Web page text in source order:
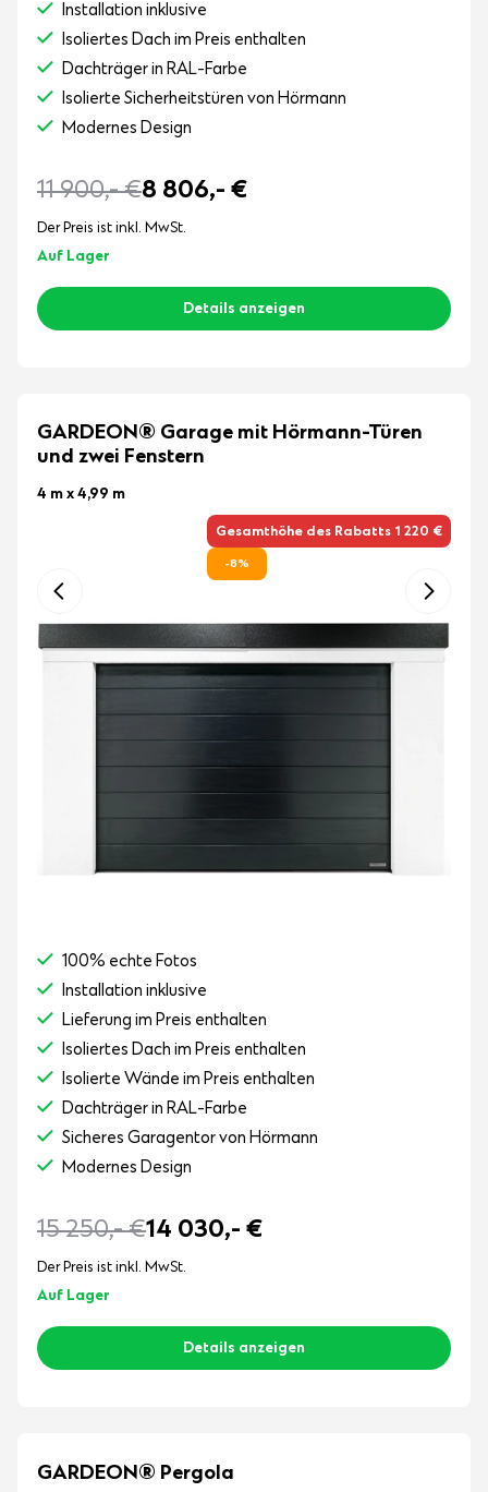
Installation inklusive
Isoliertes Dach im Preis enthalten
Dachträger in RAL-Farbe
Isolierte Sicherheitstüren von Hörmann
Modernes Design
11 900,-€8 806,- €
Der Preis ist inkl. MwSt.
Auf Lager
Details anzeigen
GARDEON® Garage mit Hörmann-Türen
und zwei Fenstern
4 m x 4,99 m
Gesamthöhe des Rabatts 1 220 €
-8%
100% echte Fotos
Installation inklusive
Lieferung im Preis enthalten
Isoliertes Dach im Preis enthalten
Isolierte Wände im Preis enthalten
Dachträger in RAL-Farbe
Sicheres Garagentor von Hörmann
Modernes Design
15 250,-€14 030,- €
Der Preis ist inkl. MwSt.
Auf Lager
Details anzeigen
GARDEON® Pergola